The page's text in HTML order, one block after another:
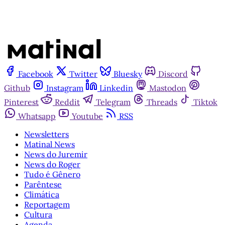
Facebook Twitter Bluesky
Discord
Github
Instagram Linkedin
Mastodon
Pinterest
Reddit Telegram Threads
Tiktok
Whatsapp
Youtube
RSS
Newsletters
Matinal News
News do Juremir
News do Roger
Tudo é Gênero
Parêntese
Climática
Reportagem
Cultura